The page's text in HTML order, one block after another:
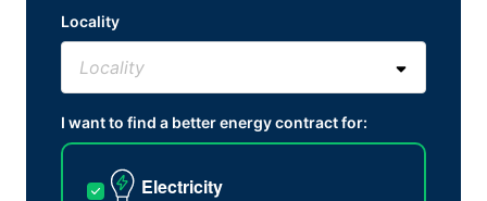
Locality
I want to find a better energy contract for:
Electricity